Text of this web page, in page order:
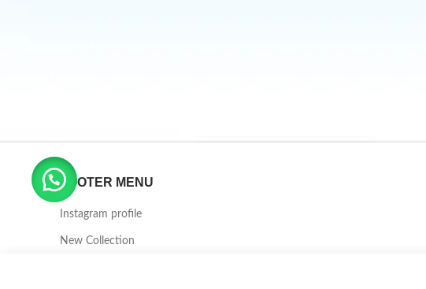
FOOTER MENU
Instagram profile
New Collection